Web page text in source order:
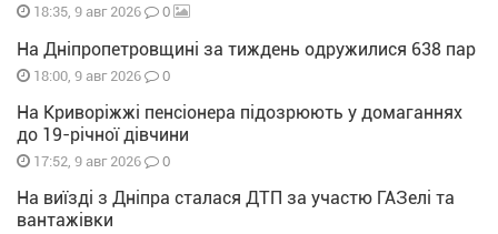
18:35, 9 авг 2026 0
На Дніпропетровщині за тиждень одружилися 638 пар
18:00, 9 авг 2026 0
На Криворіжжі пенсіонера підозрюють у домаганнях
до 19-річної дівчини
17:52, 9 авг 2026 0
На виїзді з Дніпра сталася ДТП за участю ГАЗелі та
вантажівки